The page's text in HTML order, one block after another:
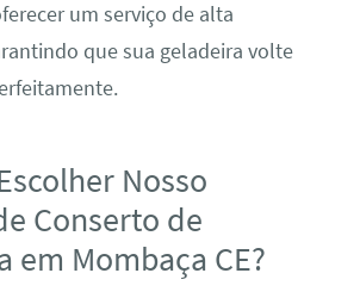
um serviço de alta
que sua geladeira volte
Nosso
Conserto de
em Mombaça CE?